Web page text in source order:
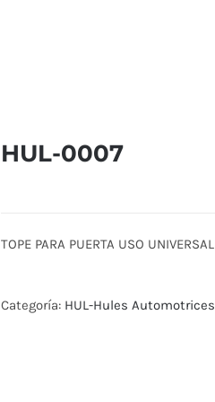
HUL-0007
TOPE PARA PUERTA USO UNIVERSAL
Categoría: HUL-Hules Automotrices